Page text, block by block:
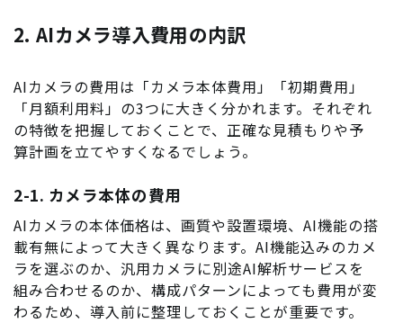
2. AIカメラ導入費用の内訳
AIカメラの費用は「カメラ本体費用」「初期費用」
「月額利用料」の3つに大きく分かれます。それぞれ
の特徴を把握しておくことで、正確な見積もりや予
算計画を立てやすくなるでしょう。
2-1. カメラ本体の費用
AIカメラの本体価格は、画質や設置環境、AI機能の搭
載有無によって大きく異なります。AI機能込みのカメ
ラを選ぶのか、汎用カメラに別途AI解析サービスを
組み合わせるのか、構成パターンによっても費用が変
わるため、導入前に整理しておくことが重要です。